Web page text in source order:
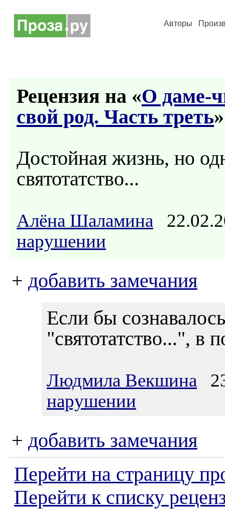
Авторы
Рецензия на «О даме-
свой род. Часть треть
Достойная жизнь, но
святотатство...
Алёна Шаламина
нарушении
+ добавить замечания
Если бы
"святотатство...", в
Людмила Векшина
нарушении
+ добавить замечания
Перейти на страницу
Перейти к списку